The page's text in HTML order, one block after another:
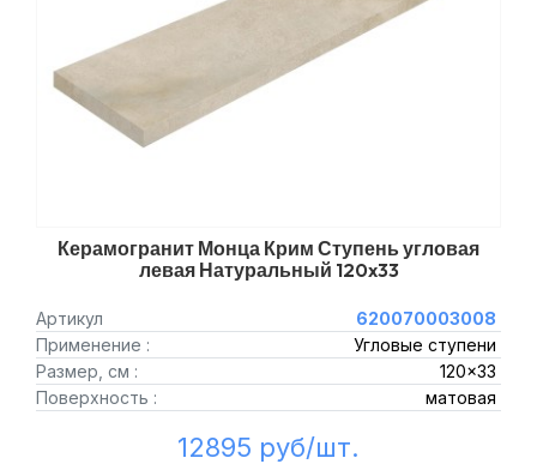
Керамогранит Монца Крим Ступень угловая
левая Натуральный 120x33
Артикул
620070003008
Применение :
Угловые ступени
Размер, см :
120x33
Поверхность :
матовая
12895 руб/шт.